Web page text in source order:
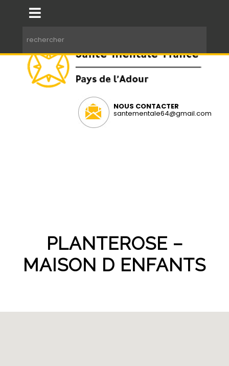
NOUS CONTACTER
santementale64@gmail.com
PLANTEROSE –
MAISON D ENFANTS